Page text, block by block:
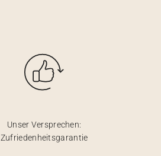
Unser Versprechen:
Zufriedenheitsgarantie